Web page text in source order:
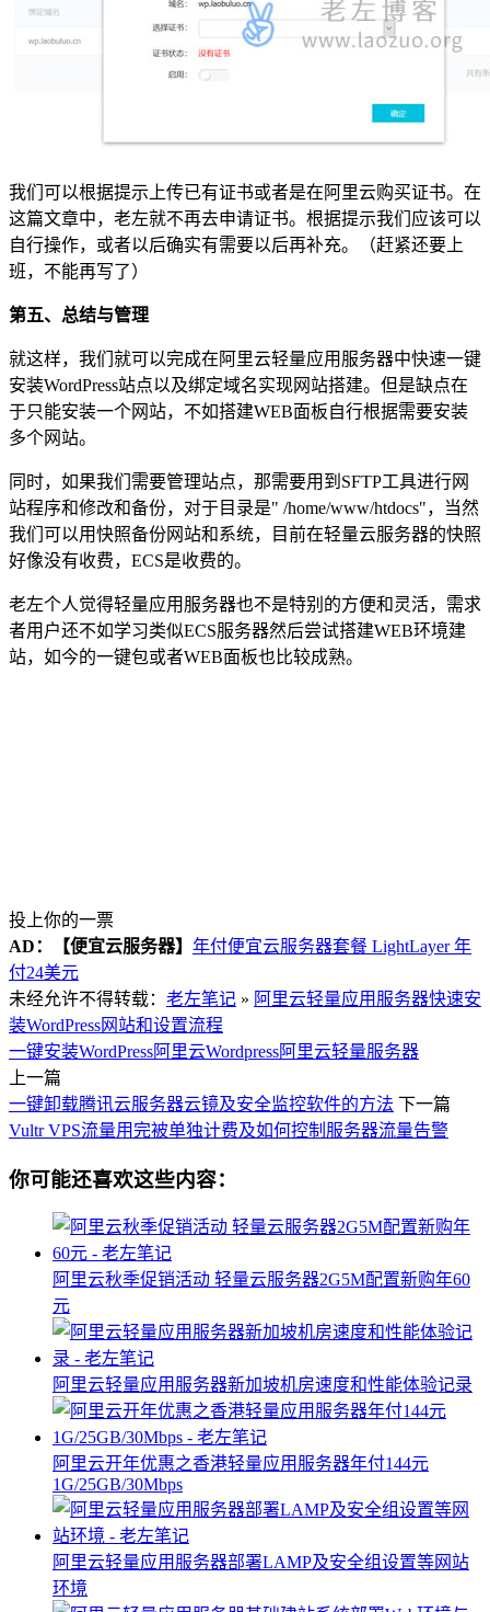
我们可以根据提示上传已有证书或者是在阿里云购买证书。在
这篇文章中，老左就不再去申请证书。根据提示我们应该可以
自行操作，或者以后确实有需要以后再补充。（赶紧还要上
班，不能再写了）
第五、总结与管理
就这样，我们就可以完成在阿里云轻量应用服务器中快速一键
安装WordPress站点以及绑定域名实现网站搭建。但是缺点在
于只能安装一个网站，不如搭建WEB面板自行根据需要安装
多个网站。
同时，如果我们需要管理站点，那需要用到SFTP工具进行网
站程序和修改和备份，对于目录是" /home/www/htdocs"，当然
我们可以用快照备份网站和系统，目前在轻量云服务器的快照
好像没有收费，ECS是收费的。
老左个人觉得轻量应用服务器也不是特别的方便和灵活，需求
者用户还不如学习类似ECS服务器然后尝试搭建WEB环境建
站，如今的一键包或者WEB面板也比较成熟。
投上你的一票
AD：
【便宜云服务器】 年付便宜云服务器套餐 LightLayer 年
付24美元
未经允许不得转载： 老左笔记 » 阿里云轻量应用服务器快速安
装WordPress网站和设置流程
一键安装WordPress阿里云Wordpress阿里云轻量服务器
上一篇
一键卸载腾讯云服务器云镜及安全监控软件的方法 下一篇
Vultr VPS流量用完被单独计费及如何控制服务器流量告警
你可能还喜欢这些内容：
阿里云秋季促销活动 轻量云服务器2G5M配置新购年60
元
阿里云轻量应用服务器新加坡机房速度和性能体验记录
阿里云开年优惠之香港轻量应用服务器年付144元
1G/25GB/30Mbps
阿里云轻量应用服务器部署LAMP及安全组设置等网站
环境